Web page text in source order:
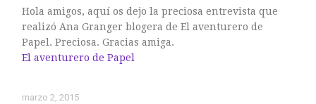
Hola amigos, aquí os dejo la preciosa entrevista que
realizó Ana Granger blogera de El aventurero de
Papel. Preciosa. Gracias amiga.
El aventurero de Papel
marzo 2, 2015